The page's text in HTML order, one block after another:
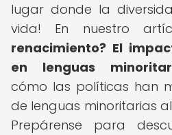
lugar donde la
vida! En nuestro
renacimiento? El
en lenguas
cómo las políticas han
de lenguas minoritarias
Prepárense para